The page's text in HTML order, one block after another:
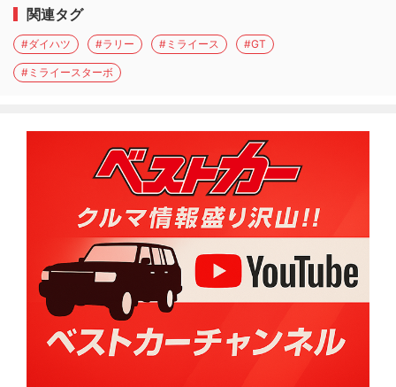
関連タグ
#ダイハツ #ラリー #ミライース #GT
#ミライースターボ